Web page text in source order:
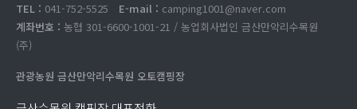
TEL : 041-752-5525 E-mail : camping1001@naver.com
계좌번호 : 농협 301-6600-1001-21 / 농업회사법인 금산만악리수목원
(주)
관광농원 금산만악리수목원 오토캠핑장